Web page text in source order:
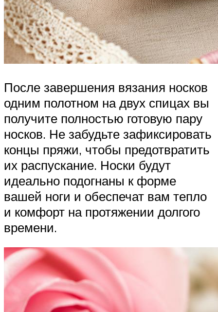
После завершения вязания носков
одним полотном на двух спицах вы
получите полностью готовую пару
носков. Не забудьте зафиксировать
концы пряжи, чтобы предотвратить
их распускание. Носки будут
идеально подогнаны к форме
вашей ноги и обеспечат вам тепло
и комфорт на протяжении долгого
времени.